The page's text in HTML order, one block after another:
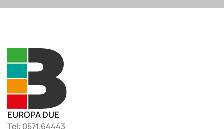
EUROPA DUE
Tel: 0571.64443